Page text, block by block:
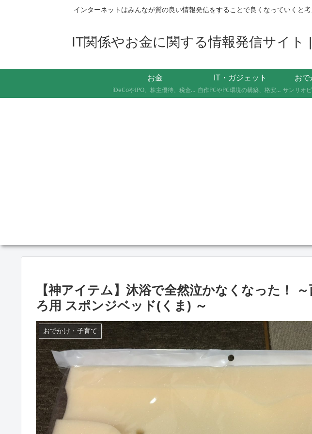
インターネットはみんなが質の良い情報発信をすることで良くなっていくと
IT関係やお金に関する情報発信サイ
お金
iDeCoやIPO、株主優待、税金のお得な支払い方法まで、AFP資格を持つ管理人が実際に体験したお金の記録です。証券会社の手続きにかかった日数や失敗談など、体験した人にしかわからないリアルな情報をお届けします。
IT・ガジェット
自作PCやPC環境の構築、格安SIMへのMNP乗り換え、便利なソフト・サービスの活用記録です。製品の型番や設定手順、つまずいたポイントまで具体的に記載していますので、同じことをしたい方の参考になれば幸いです。
おで
【神アイテム】沐浴で全然泣かなくなった！
ろ用 スポンジベッド(くま) ～
おでかけ・子育て